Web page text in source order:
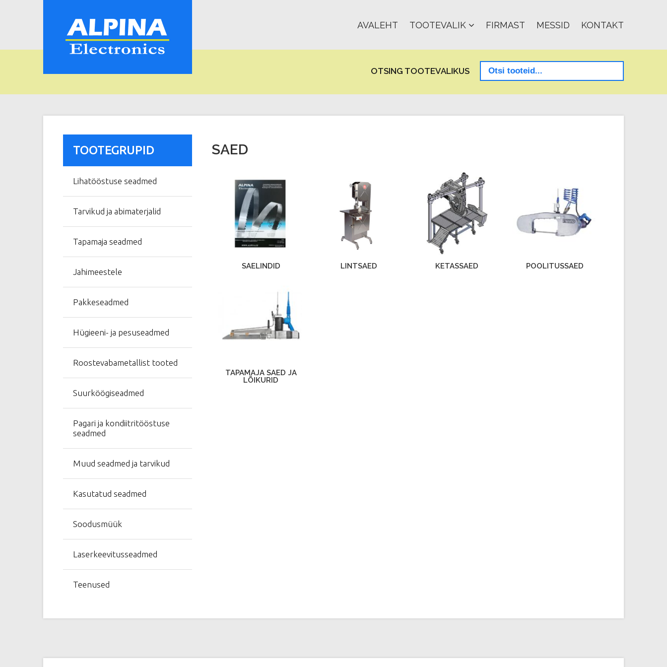
AVALEHT TOOTEVALIK FIRMAST MESSID KONTAKT
OTSING TOOTEVALIKUS
TOOTEGRUPID
Lihatööstuse seadmed
Tarvikud ja abimaterjalid
Tapamaja seadmed
Jahimeestele
Pakkeseadmed
Hügieeni- ja pesuseadmed
Roostevabametallist tooted
Suurköögiseadmed
Pagari ja kondiitritööstuse
seadmed
Muud seadmed ja tarvikud
Kasutatud seadmed
Soodusmüük
Laserkeevitusseadmed
Teenused
SAED
SAELINDID LINTSAED KETASSAED POOLITUSSAED
TAPAMAJA SAED JA
LÕIKURID